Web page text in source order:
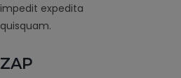
impedit expedita
quisquam.
ZAP